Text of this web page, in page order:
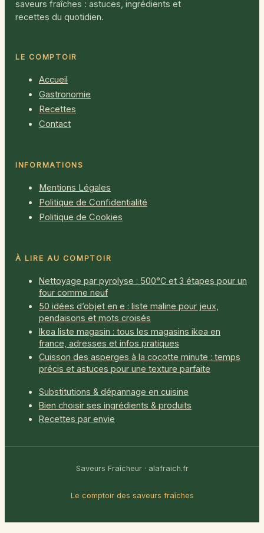
saveurs fraîches : astuces, ingrédients et
recettes du quotidien.
LE COMPTOIR
Accueil
Gastronomie
Recettes
Contact
INFORMATIONS
Mentions Légales
Politique de Confidentialité
Politique de Cookies
À LIRE AU COMPTOIR
Nettoyage par pyrolyse : 500°C et 3 étapes pour un
four comme neuf
50 idées d’objet en e : liste maline pour jeux,
pendaisons et mots croisés
Ikea liste magasin : tous les magasins ikea en
france, adresses et infos pratiques
Cuisson des asperges à la cocotte minute : temps
précis et astuces pour une texture parfaite
Substitutions & dépannage en cuisine
Bien choisir ses ingrédients & produits
Recettes par envie
Saveurs Fraîcheur · alafraich.fr
Le comptoir des saveurs fraîches